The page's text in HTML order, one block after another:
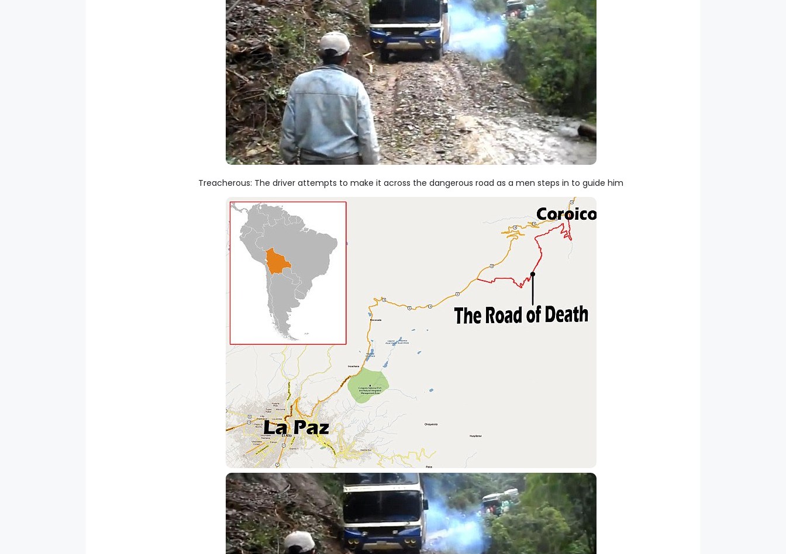
Treacherous: The driver attempts to make it across the dangerous road as a men steps in to guide him